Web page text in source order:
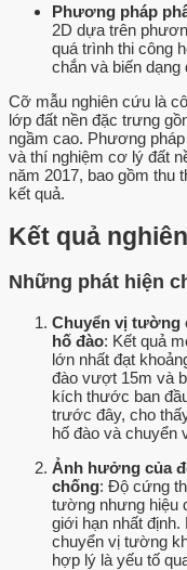
Phương pháp
2D dựa trên
quá trình thi công
chắn và biến dạng
Cỡ mẫu nghiên cứu là
lớp đất nền đặc trưng
ngầm cao. Phương
và thí nghiệm cơ lý đất
năm 2017, bao gồm thu
kết quả.
Kết quả
Những phát hiện
Chuyển vị tường
hố đào: Kết quả
lớn nhất đạt
đào vượt 15m và
kích thước ban
trước đây, cho
hố đào và chuyển
Ảnh hưởng của
chống: Độ cứng
tường nhưng hiệu
giới hạn nhất định.
chuyển vị tường
hợp lý là yếu tố